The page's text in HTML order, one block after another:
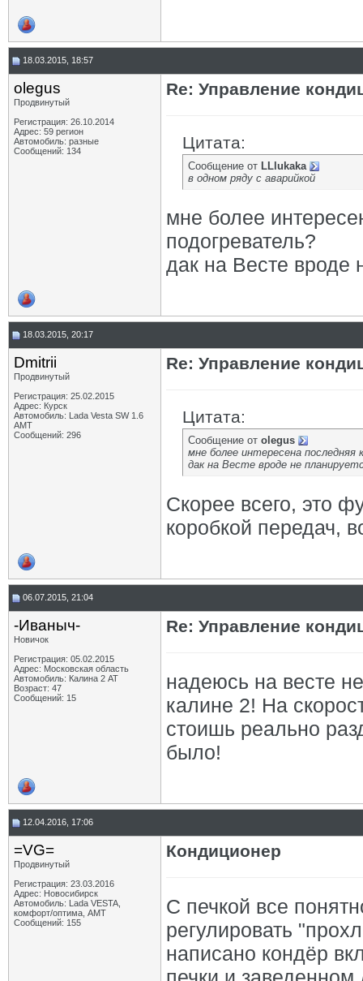
18.03.2015, 18:57
olegus
Продвинутый
Регистрация: 26.10.2014
Адрес: 59 регион
Автомобиль: разные
Сообщений: 134
Re: Управление
Цитата:
Сообщение от LLlukaka
в одном ряду с аварийкой
мне более
подогреватель?
дак на Весте вроде
18.03.2015, 20:17
Dmitrii
Продвинутый
Регистрация: 25.02.2015
Адрес: Курск
Автомобиль: Lada Vesta SW 1.6
АМТ
Сообщений: 296
Re: Управление
Цитата:
Сообщение от olegus
мне более интересена последняя
дак на Весте вроде не
Скорее всего, это
коробкой передач,
06.07.2015, 21:04
-Иваныч-
Новичок
Регистрация: 05.02.2015
Адрес: Московская область
Автомобиль: Калина 2 АТ
Возраст: 47
Сообщений: 15
Re: Управление
надеюсь на весте
калине 2! На
стоишь реально
было!
12.04.2016, 17:06
=VG=
Продвинутый
Регистрация: 23.03.2016
Адрес: Новосибирск
Автомобиль: Lada VESTA,
комфорт/оптима, АМТ
Сообщений: 155
Кондиционер
С печкой все
регулировать
написано кондёр